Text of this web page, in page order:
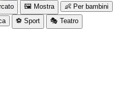
🖼 Mostra
👶 Per bambini
⚽ Sport
🎭 Teatro